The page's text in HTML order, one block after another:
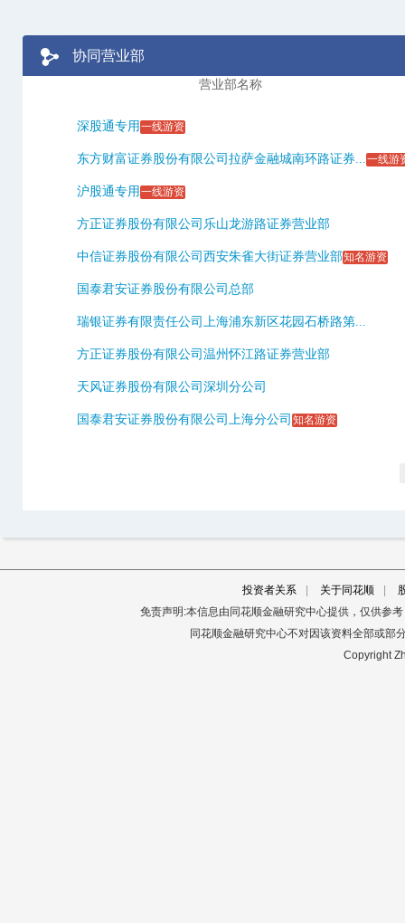
协同营业部
营业部名称
深股通专用 一线游资
东方财富证券股份有限公司拉萨金融城南环路证券...一线游
沪股通专用 一线游资
方正证券股份有限公司乐山龙游路证券营业部
中信证券股份有限公司西安朱雀大街证券营业部知名游资
国泰君安证券股份有限公司总部
瑞银证券有限责任公司上海浦东新区花园石桥路第...
方正证券股份有限公司温州怀江路证券营业部
天风证券股份有限公司深圳分公司
国泰君安证券股份有限公司上海分公司 知名游资
投资者关系 关于同花顺
免责声明:本信息由同花顺金融研究中心提供，仅供参
同花顺金融研究中心不对因该资料全部或部
Copyright